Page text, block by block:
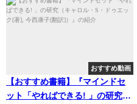
おすすめ動画
【おすすめ書籍】『マインドセ
ット「やればできる! 」の研究